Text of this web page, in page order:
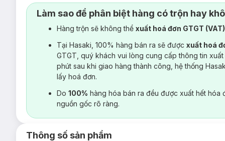
Làm sao để phân biệt hàng có trộn hay
Hàng trộn sẽ không thể xuất hoá đơn GTGT
Tại Hasaki, 100% hàng bán ra sẽ được xuất hoá
GTGT, quý khách vui lòng cung cấp thông tin
phút sau khi giao hàng thành công, hệ thống
lấy hoá đơn.
Do 100% hàng hóa bán ra đều được xuất hết hóa
nguồn gốc rõ ràng.
Thông số sản phẩm